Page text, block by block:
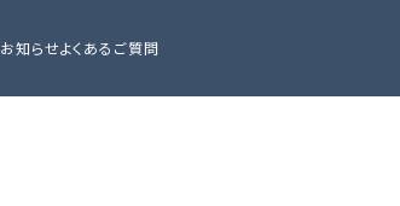
お知らせよくあるご質問